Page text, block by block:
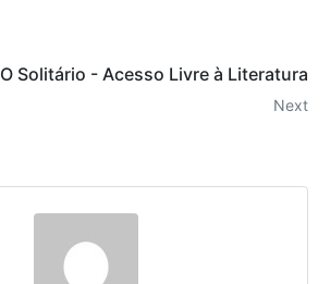
O Solitário - Acesso Livre à Literatura
Next